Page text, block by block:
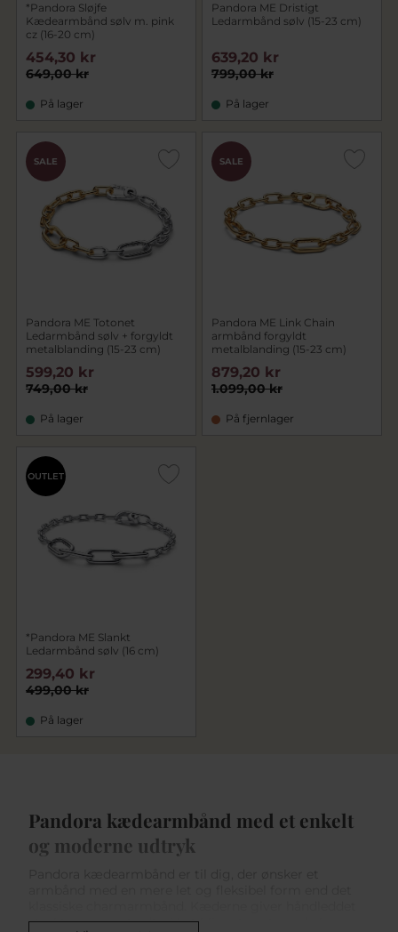
*Pandora Sløjfe
Kædearmbånd sølv m. pink
cz (16-20 cm)
649,00 kr
454,30 kr
På lager
Pandora ME Dristigt
Ledarmbånd sølv (15-23 cm)
799,00 kr
639,20 kr
På lager
SALE
Pandora ME Totonet
Ledarmbånd sølv + forgyldt
metalblanding (15-23 cm)
749,00 kr
599,20 kr
På lager
SALE
Pandora ME Link Chain
armbånd forgyldt
metalblanding (15-23 cm)
1.099,00 kr
879,20 kr
På fjernlager
OUTLET
*Pandora ME Slankt
Ledarmbånd sølv (16 cm)
499,00 kr
299,40 kr
På lager
Pandora kædearmbånd med et enkelt
og moderne udtryk
struktur, uden at udtrykket bliver tungt, og de kan